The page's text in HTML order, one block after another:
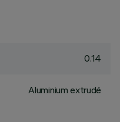
0.14
Aluminium extrudé